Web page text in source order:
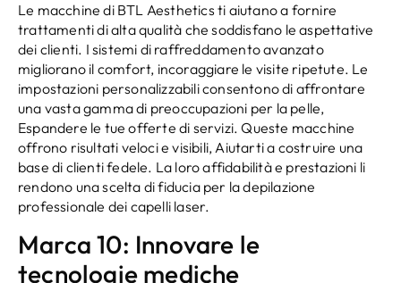
Le macchine di BTL Aesthetics ti aiutano a fornire
trattamenti di alta qualità che soddisfano le aspettative
dei clienti. I sistemi di raffreddamento avanzato
migliorano il comfort, incoraggiare le visite ripetute. Le
impostazioni personalizzabili consentono di affrontare
una vasta gamma di preoccupazioni per la pelle,
Espandere le tue offerte di servizi. Queste macchine
offrono risultati veloci e visibili, Aiutarti a costruire una
base di clienti fedele. La loro affidabilità e prestazioni li
rendono una scelta di fiducia per la depilazione
professionale dei capelli laser.
Marca 10: Innovare le
tecnologie mediche